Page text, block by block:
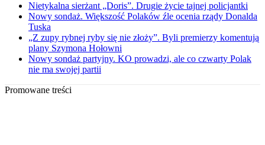
Nietykalna sierżant „Doris”. Drugie życie tajnej policjantki
Nowy sondaż. Większość Polaków źle ocenia rządy Donalda
Tuska
„Z zupy rybnej ryby się nie złoży”. Byli premierzy komentują
plany Szymona Hołowni
Nowy sondaż partyjny. KO prowadzi, ale co czwarty Polak
nie ma swojej partii
Promowane treści